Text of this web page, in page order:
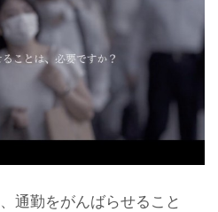
通勤をがんばらせること